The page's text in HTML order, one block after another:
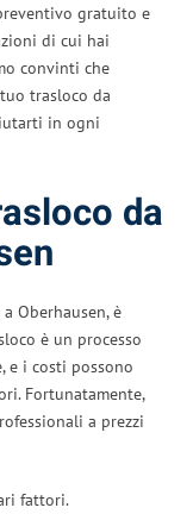
gratuito e
di cui hai
convinti che
trasloco da
in ogni
da
Oberhausen, è
è un processo
e i costi possono
Fortunatamente,
a prezzi
fattori.